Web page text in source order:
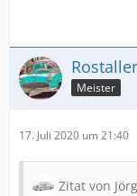
Meister
17. Juli 2020 um 21:40
Zitat von